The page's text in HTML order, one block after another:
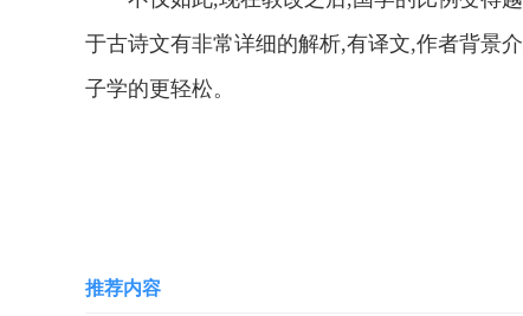
于古诗文有非常详细的解析,有译文,作者背景
子学的更轻松。
推荐内容